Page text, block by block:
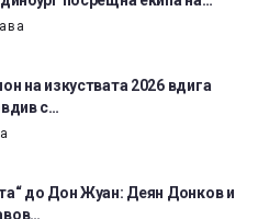
на изкуствата 2026 вдига
с…
до Дон Жуан: Деян Донков и